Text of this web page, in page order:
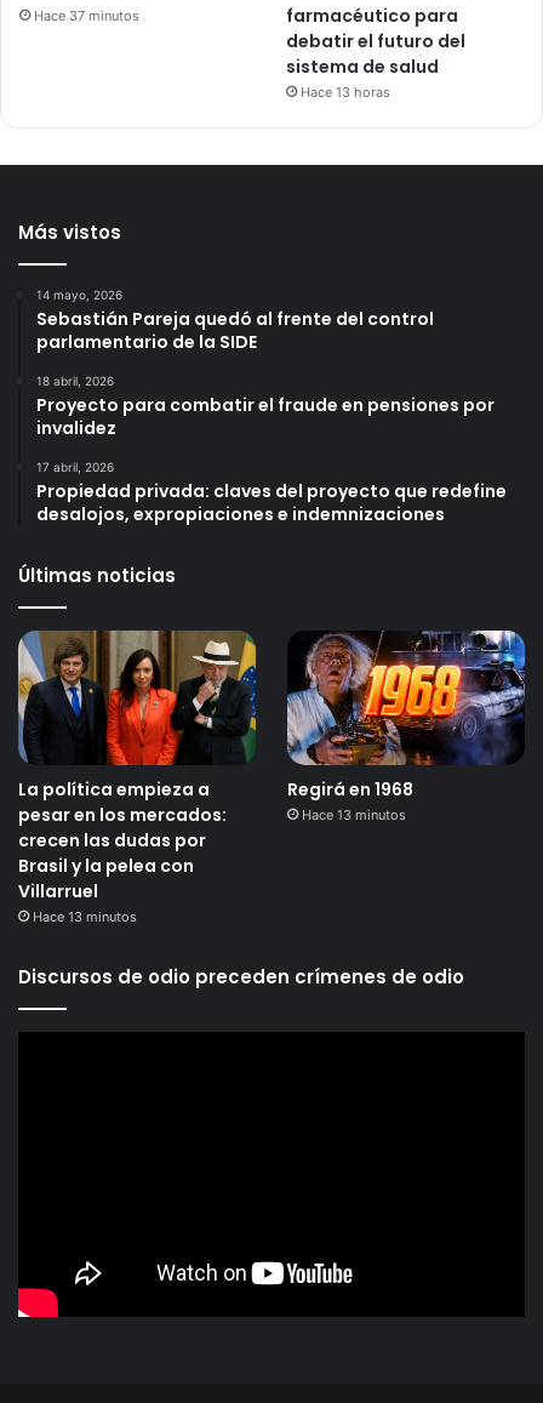
Hace 37 minutos
farmacéutico para
debatir el futuro del
sistema de salud
Hace 13 horas
Más vistos
14 mayo, 2026
Sebastián Pareja quedó al frente del control
parlamentario de la SIDE
18 abril, 2026
Proyecto para combatir el fraude en pensiones por
invalidez
17 abril, 2026
Propiedad privada: claves del proyecto que redefine
desalojos, expropiaciones e indemnizaciones
Últimas noticias
La política empieza a
pesar en los mercados:
crecen las dudas por
Brasil y la pelea con
Villarruel
Hace 13 minutos
Regirá en 1968
Hace 13 minutos
Discursos de odio preceden crímenes de odio